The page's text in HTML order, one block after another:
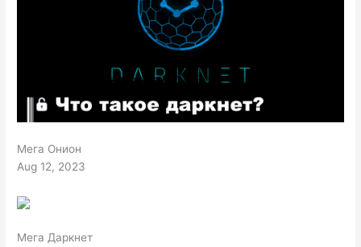
Мега Онион
Aug 12, 2023
Мега Даркнет